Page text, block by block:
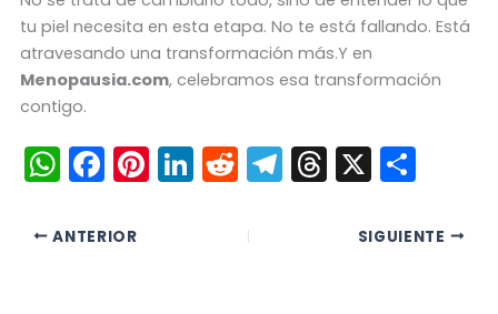
tu piel necesita en esta etapa. No te está fallando. Está
atravesando una transformación más.Y en
Menopausia.com, celebramos esa transformación
contigo.
W
h
a
F
a
c
Pi
nt
Li
n
R
e
d
T
el
T
hr
X C
m
ANTERIOR SIGUIENTE